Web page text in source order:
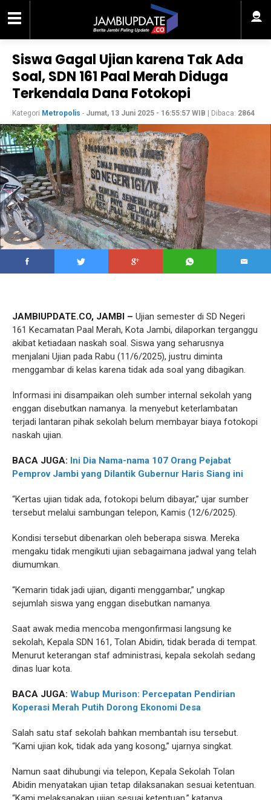
Siswa Gagal Ujian karena Tak Ada
Soal, SDN 161 Paal Merah Diduga
Terkendala Dana Fotokopi
Kategori Metropolis - Jumat, 13 Juni 2025 - 16:55:57 WIB | Dibaca: 2864
JAMBIUPDATE.CO, JAMBI – Ujian semester di SD Negeri
161 Kecamatan Paal Merah, Kota Jambi, dilaporkan terganggu
akibat ketiadaan naskah soal. Siswa yang seharusnya
menjalani Ujian pada Rabu (11/6/2025), justru diminta
menggambar di kelas karena tidak ada soal yang dibagikan.
Informasi ini disampaikan oleh sumber internal sekolah yang
enggan disebutkan namanya. Ia menyebut keterlambatan
terjadi lantaran pihak sekolah belum membayar biaya fotokopi
naskah ujian.
BACA JUGA: Ini Dia Nama-nama 107 Orang Pejabat
Pemprov Jambi yang Dilantik Gubernur Haris Siang ini
“Kertas ujian tidak ada, fotokopi belum dibayar,” ujar sumber
tersebut melalui sambungan telepon, Kamis (12/6/2025).
Kondisi tersebut dibenarkan oleh beberapa siswa. Mereka
mengaku tidak mengikuti ujian sebagaimana jadwal yang telah
diumumkan.
“Kemarin tidak jadi ujian, diganti menggambar,” ungkap
sejumlah siswa yang enggan disebutkan namanya.
Saat awak media mencoba mengonfirmasi langsung ke
sekolah, Kepala SDN 161, Tolan Abidin, tidak berada di tempat.
Menurut keterangan staf administrasi, kepala sekolah sedang
dinas luar kota.
BACA JUGA: Wabup Murison: Percepatan Pendirian
Koperasi Merah Putih Dorong Ekonomi Desa
Salah satu staf sekolah bahkan membantah isu tersebut.
“Kami ujian kok, tidak ada yang kosong,” ujarnya singkat.
Namun saat dihubungi via telepon, Kepala Sekolah Tolan
Abidin menyatakan ujian tetap dilaksanakan sesuai ketentuan.